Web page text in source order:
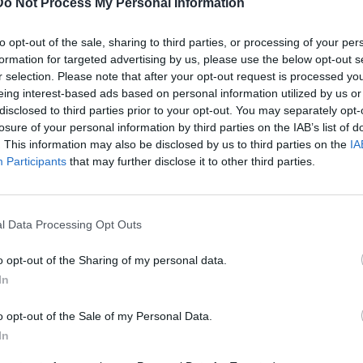
Not Process My Personal Information
opt-out of the sale, sharing to third parties, or processing of your
for targeted advertising by us, please use the below opt-out
selection. Please note that after your opt-out request is processed
interest-based ads based on personal information utilized by us
to third parties prior to your opt-out. You may separately
of your personal information by third parties on the IAB’s list of
This information may also be disclosed by us to third parties on the
Participants that may further disclose it to other third parties.
Data Processing Opt Outs
opt-out of the Sharing of my personal data.
opt-out of the Sale of my Personal Data.
Ντεπέστελε, ο οποίος φέτος οδήγησε την ομάδα του
του CEV Challenge Cup (ηττήθηκε απο την Ιταλική
έχοντας αποκλείσει νωρίτερα τον ΠΑΟΚ (δυο νίκες με 3-
, για να οδηγήσει την κρητική ομάδα, στα “σαλόνια” της
φορά στην ιστορία της!
ως παίκτης στην Ελλάδα μεγάλες στιγμές, με τη φανέλα
20009), αναλαμβάνει το τιμόνι του
με τον οποίο υπήρξαν συμπαίκτες στον Ηρακλή
3 Σεπτεμβρίου 1977 υπήρξε αρχηγός της εθνικής
κορυφαίους πασαδόρους της γενιάς του.
του ευρωπαϊκού βόλεϊ, καθώς έκανε μεγάλη διεθνή